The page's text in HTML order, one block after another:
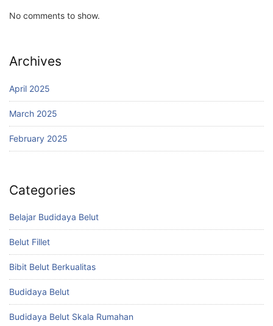
No comments to show.
Archives
April 2025
March 2025
February 2025
Categories
Belajar Budidaya Belut
Belut Fillet
Bibit Belut Berkualitas
Budidaya Belut
Budidaya Belut Skala Rumahan